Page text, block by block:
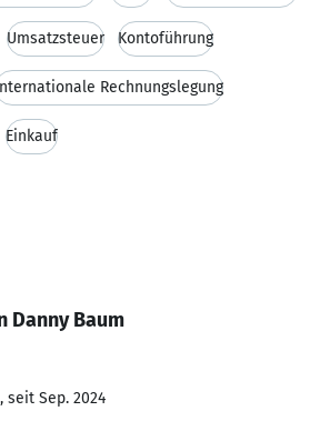
Umsatzsteuer Kontoführung
Rechnungslegung
Einkauf
Danny Baum
seit Sep. 2024